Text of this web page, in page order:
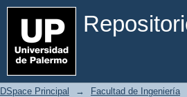
Buscar
DSpace Principal → Facultad de Ingeniería